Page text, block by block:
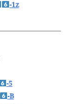
-1z
-5
-B